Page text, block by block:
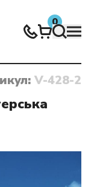
0
V-428-2